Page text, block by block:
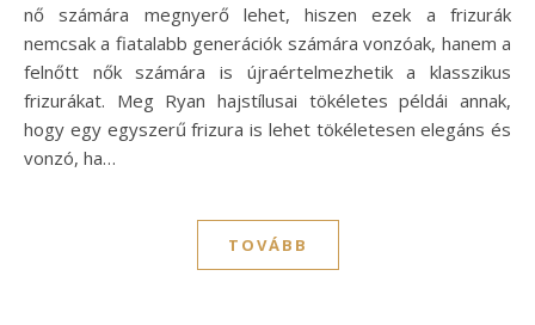
nő számára megnyerő lehet, hiszen ezek a frizurák
nemcsak a fiatalabb generációk számára vonzóak, hanem a
felnőtt nők számára is újraértelmezhetik a klasszikus
frizurákat. Meg Ryan hajstílusai tökéletes példái annak,
hogy egy egyszerű frizura is lehet tökéletesen elegáns és
vonzó, ha…
TOVÁBB